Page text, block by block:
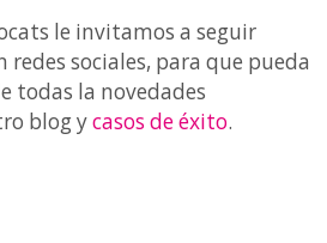
le invitamos a seguir
sociales, para que pueda
todas la novedades
blog ycasos de éxito.